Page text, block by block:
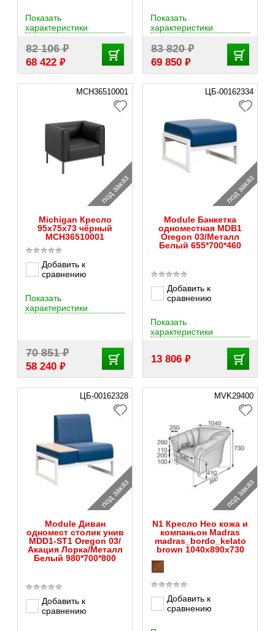
82 106₽
68 422 ₽
Показать
характеристики
83 820₽
69 850 ₽
Показать
характеристики
MCH36510001
под заказ
Michigan Кресло
95x75x73 чёрный
MCH36510001
Добавить к
сравнению
70 851₽
58 240 ₽
Показать
характеристики
ЦБ-00162334
под заказ
Module Банкетка
одноместная MDB1
Oregon 03/Металл
Белый 655*700*460
Добавить к
сравнению
13 806 ₽
Показать
характеристики
ЦБ-00162328
под заказ
Module Диван
одномест столик унив
MDD1-ST1 Oregon 03/
Акация Лорка/Металл
Белый 980*700*800
Добавить к
сравнению
MVK29400
под заказ
N1 Кресло Нео кожа и
компаньон Madras
madras_bordo_kelato
brown 1040х890х730
Добавить к
сравнению